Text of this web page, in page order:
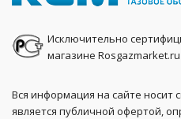
Исключительно
магазине Rosgazmarket.ru
Вся информация на сайте носит
является публичной офертой,